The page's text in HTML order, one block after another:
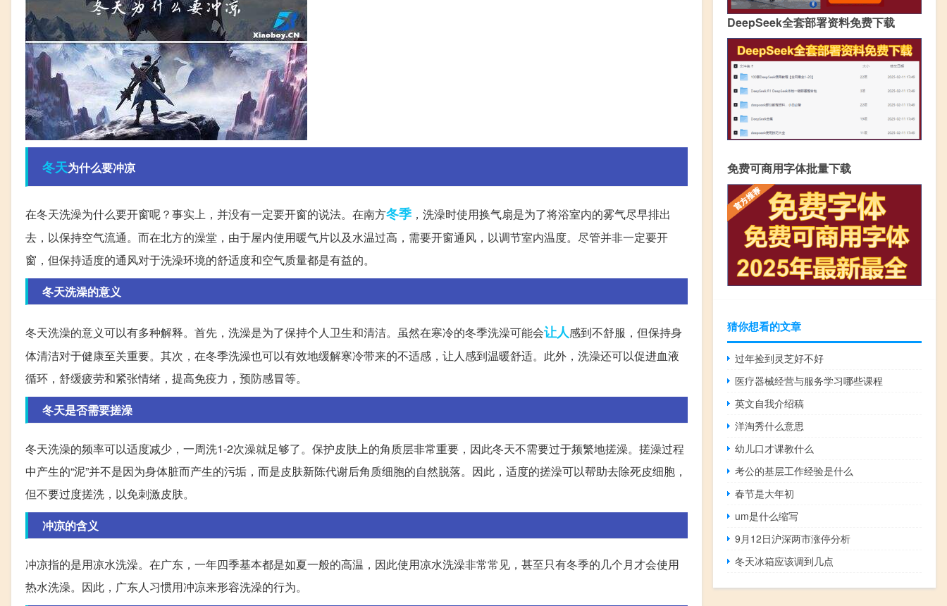
冬天为什么要冲凉
在冬天洗澡为什么要开窗呢？事实上，并没有一定要开窗的说法。在南方冬季 ，洗澡时使用换气扇是为了将浴室内的雾气尽早排出
去，以保持空气流通。而在北方的澡堂，由于屋内使用暖气片以及水温过高，需要开窗通风，以调节室内温度。尽管并非一定要开
窗，但保持适度的通风对于洗澡环境的舒适度和空气质量都是有益的。
冬天洗澡的意义
冬天洗澡的意义可以有多种解释。首先，洗澡是为了保持个人卫生和清洁。虽然在寒冷的冬季洗澡可能会让人感到不舒服，但保持身
体清洁对于健康至关重要。其次，在冬季洗澡也可以有效地缓解寒冷带来的不适感，让人感到温暖舒适。此外，洗澡还可以促进血液
循环，舒缓疲劳和紧张情绪，提高免疫力，预防感冒等。
冬天是否需要搓澡
冬天洗澡的频率可以适度减少，一周洗1-2次澡就足够了。保护皮肤上的角质层非常重要，因此冬天不需要过于频繁地搓澡。搓澡过程
中产生的“泥”并不是因为身体脏而产生的污垢，而是皮肤新陈代谢后角质细胞的自然脱落。因此，适度的搓澡可以帮助去除死皮细胞，
但不要过度搓洗，以免刺激皮肤。
冲凉的含义
冲凉指的是用凉水洗澡。在广东，一年四季基本都是如夏一般的高温，因此使用凉水洗澡非常常见，甚至只有冬季的几个月才会使用
热水洗澡。因此，广东人习惯用冲凉来形容洗澡的行为。
DeepSeek全套部署资料免费下载
免费可商用字体批量下载
猜你想看的文章
过年捡到灵芝好不好
医疗器械经营与服务学习哪些课程
英文自我介绍稿
洋淘秀什么意思
幼儿口才课教什么
考公的基层工作经验是什么
春节是大年初
um是什么缩写
9月12日沪深两市涨停分析
冬天冰箱应该调到几点